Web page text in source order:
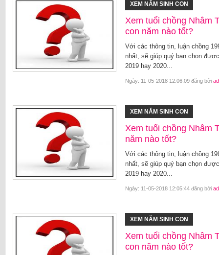
XEM NĂM SINH CON
Xem tuổi chồng Nhâm
con năm nào tốt?
Với các thông tin, luận chồng
nhất, sẽ giúp quý bạn chọn
2019 hay 2020...
Ngày: 11-05-2018 12:06:09 đăng bởi
XEM NĂM SINH CON
Xem tuổi chồng Nhâm
năm nào tốt?
Với các thông tin, luận chồng
nhất, sẽ giúp quý bạn chọn
2019 hay 2020...
Ngày: 11-05-2018 12:05:44 đăng bởi
XEM NĂM SINH CON
Xem tuổi chồng Nhâm
con năm nào tốt?